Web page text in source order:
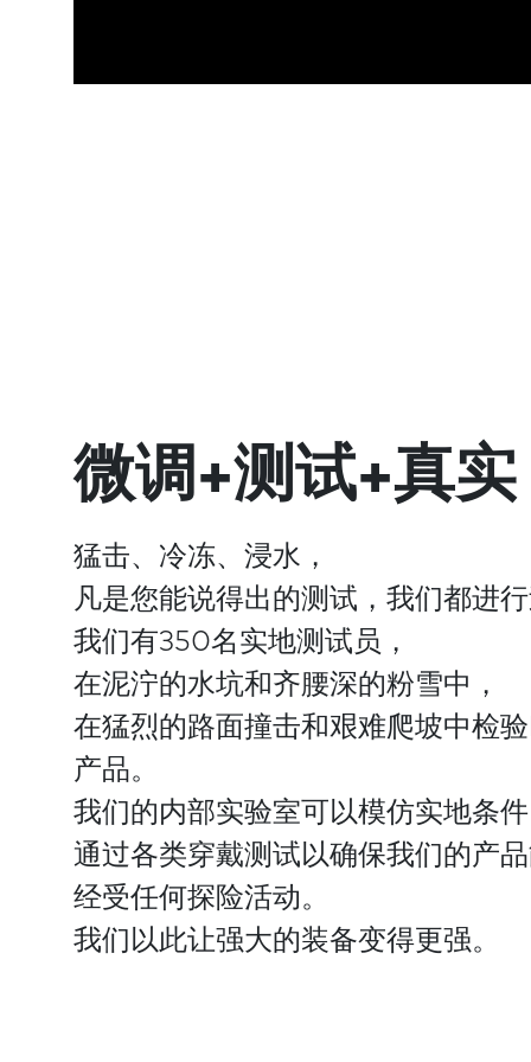
微调+测试+真实
猛击、冷冻、浸水，
凡是您能说得出的测试，我们都进行
我们有350名实地测试员，
在泥泞的水坑和齐腰深的粉雪中，
在猛烈的路面撞击和艰难爬坡中检
产品。
我们的内部实验室可以模仿实地条件
通过各类穿戴测试以确保我们的产
经受任何探险活动。
我们以此让强大的装备变得更强。